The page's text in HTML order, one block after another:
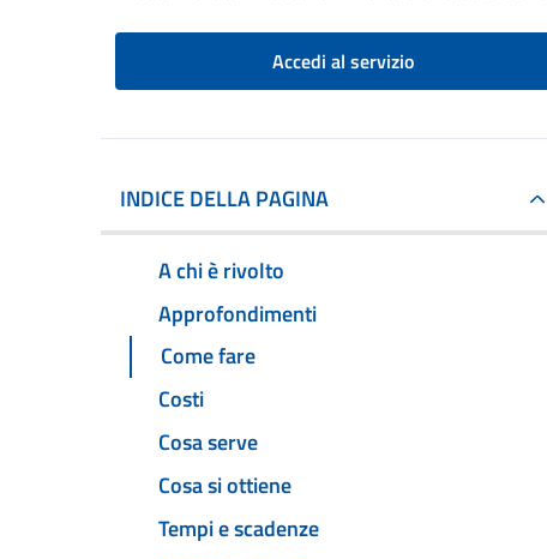
Accedi al servizio
INDICE DELLA PAGINA
A chi è rivolto
Approfondimenti
Come fare
Costi
Cosa serve
Cosa si ottiene
Tempi e scadenze